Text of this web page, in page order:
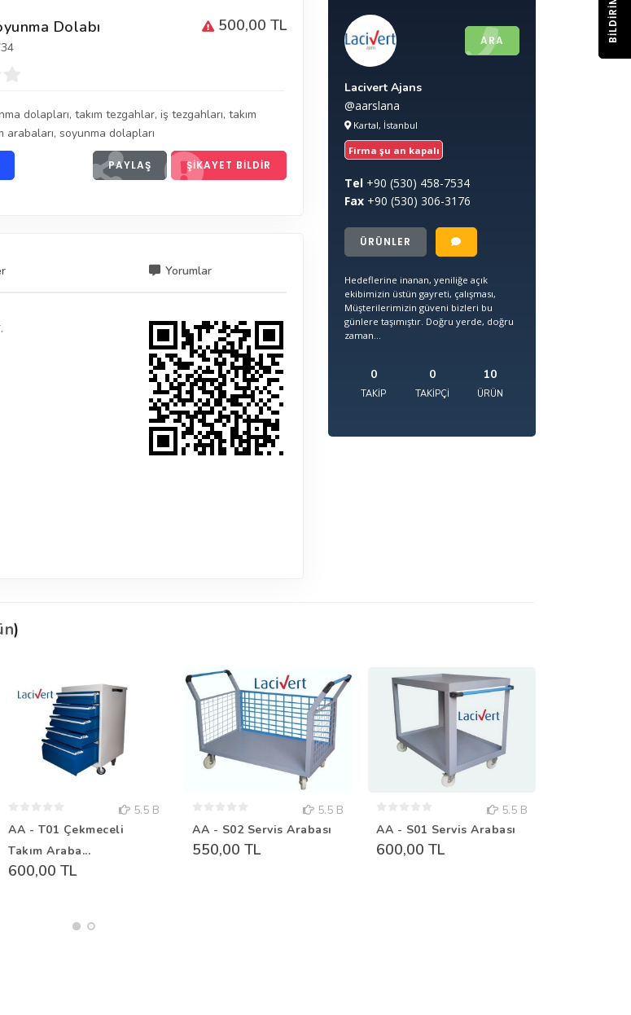
500,00 TL
Dolabı
dolapları, takım tezgahlar, iş tezgahları, takım
arabaları, soyunma dolapları
PAYLAŞ ŞIKAYET BILDIR
Yorumlar
ARA
Lacivert Ajans
@aarslana
Kartal, İstanbul
Firma şu an kapalı
Tel +90 (530) 458-7534
Fax +90 (530) 306-3176
ÜRÜNLER
Hedeflerine inanan, yeniliğe açık
ekibimizin üstün gayreti, çalışması,
Müşterilerimizin güveni bizleri bu
günlere taşımıştır. Doğru yerde, doğru
zaman...
0
TAKIP
0
TAKIPÇI
10
ÜRÜN
)
5.5 B
AA - T01 Çekmeceli
Takım Araba...
600,00 TL
5.5 B
AA - S02 Servis Arabası
550,00 TL
5.5 B
AA - S01 Servis Arabası
600,00 TL
BILDIRIM